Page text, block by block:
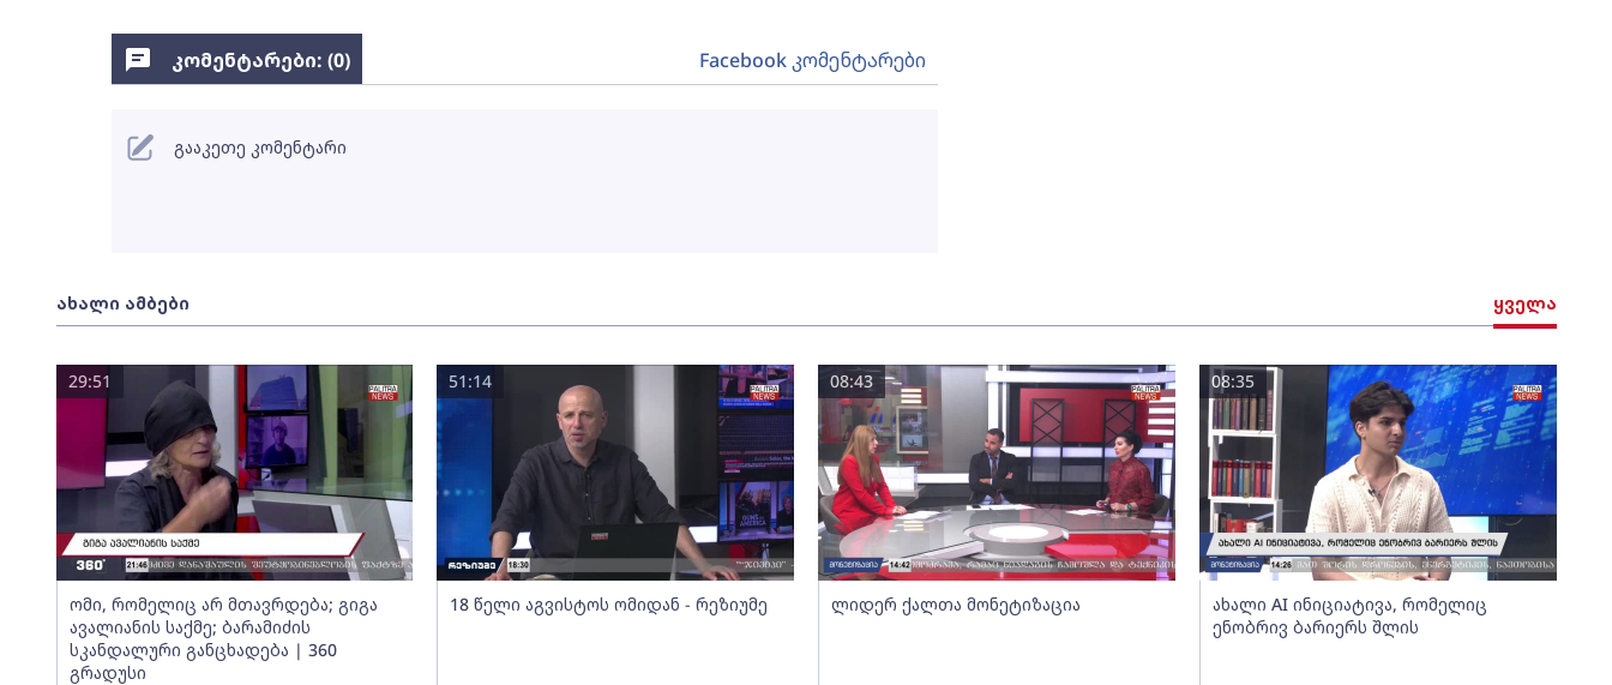
ახალი ამბები ყველა
ომი, რომელიც არ მთავრდება; გიგა
ავალიანის საქმე; ბარამიძის
სკანდალური განცხადება | 360
გრადუსი
29:51
18 წელი აგვისტოს ომიდან - რეზიუმე
51:14
ლიდერ ქალთა მონეტიზაცია
08:43
ახალი AI ინიციატივა, რომელიც
ენობრივ ბარიერს შლის
08:35
კომენტარები: (0) Facebook კომენტარები
გააკეთე კომენტარი